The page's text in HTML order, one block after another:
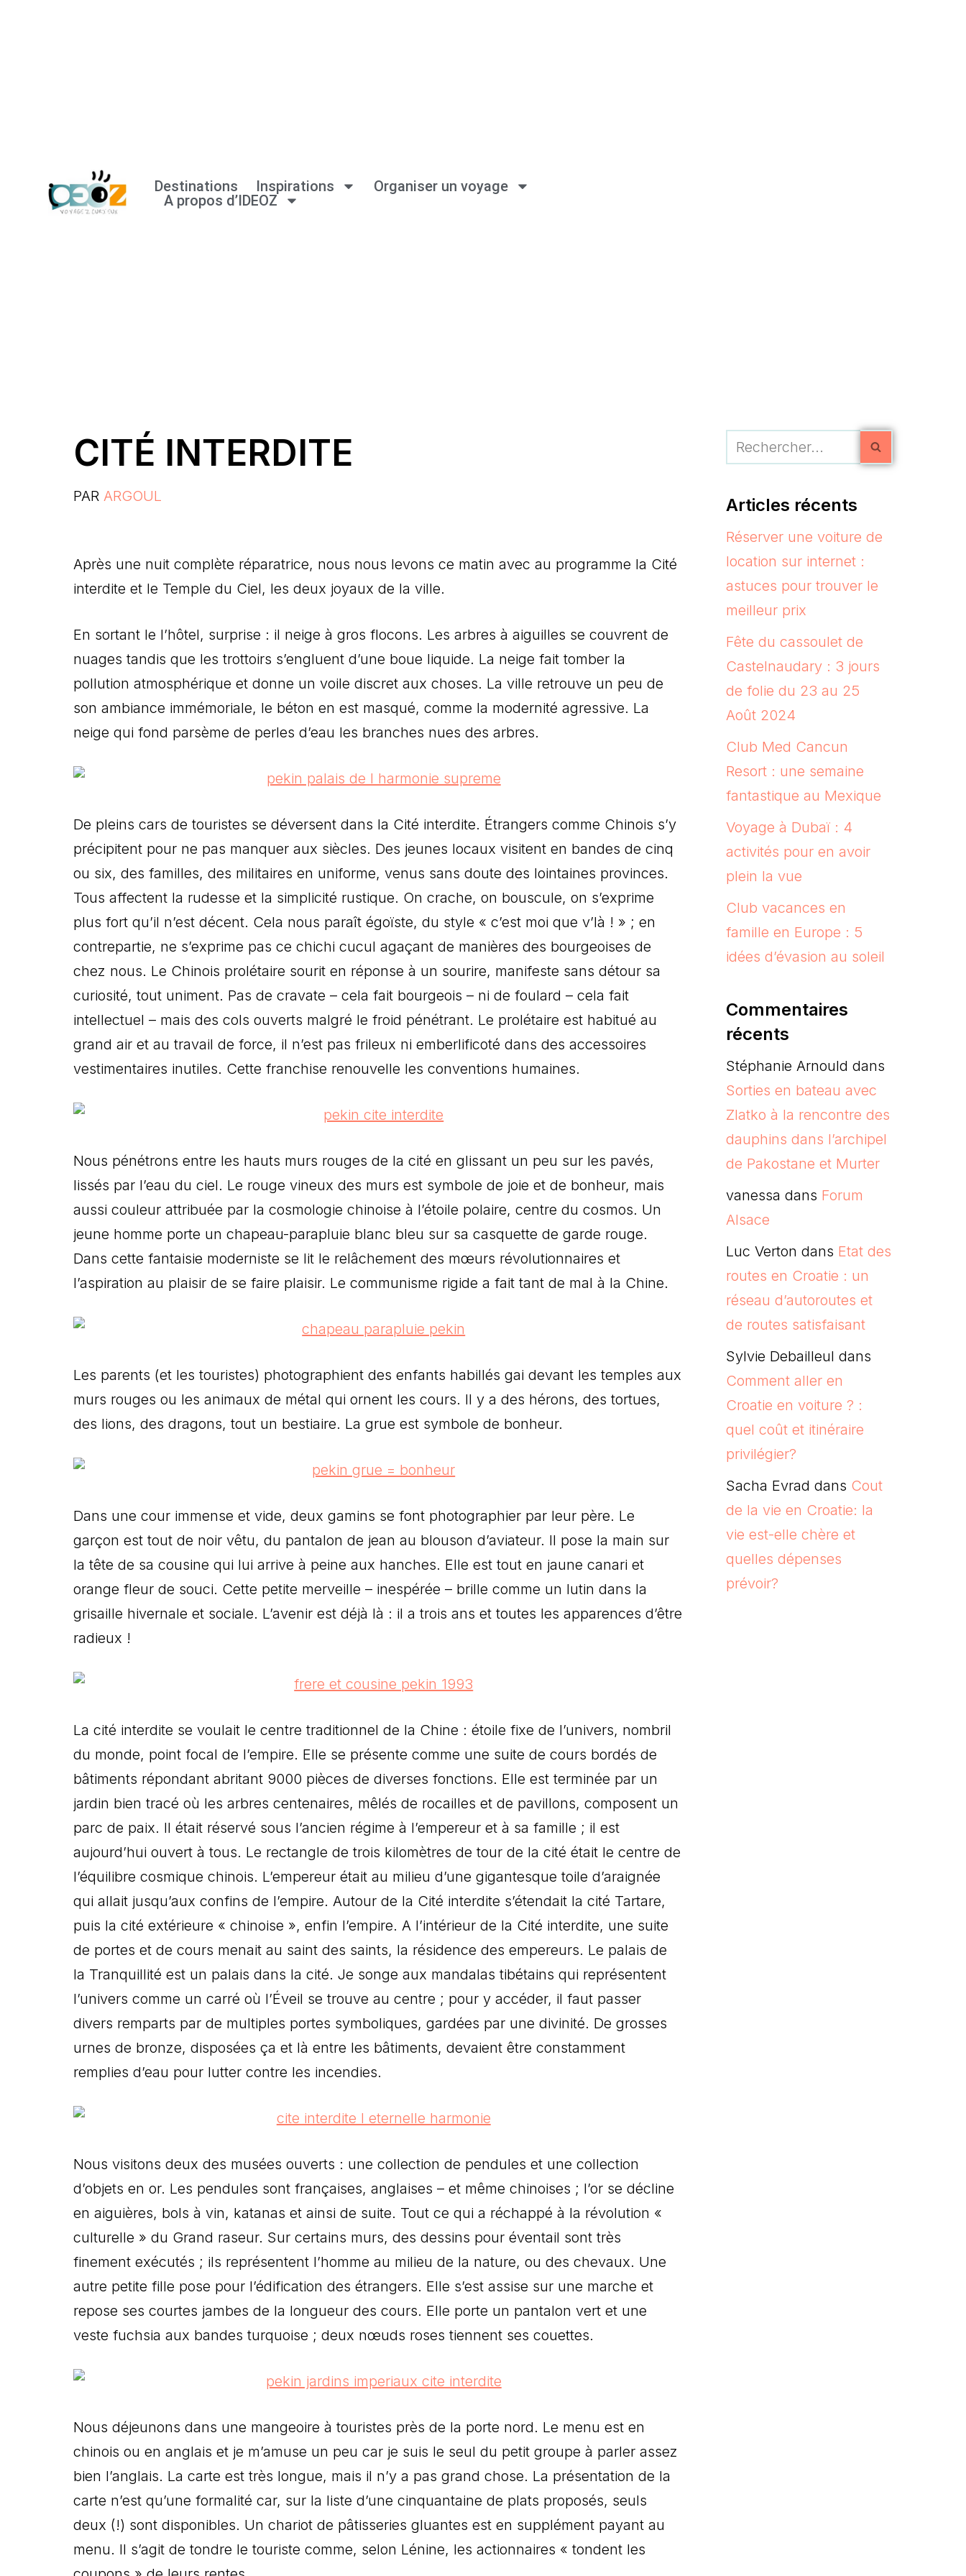
Destinations Inspirations
Organiser un voyage
A propos d’IDEOZ
CITÉ INTERDITE
PAR ARGOUL
Après une nuit complète réparatrice, nous nous levons ce matin avec au programme la Cité
interdite et le Temple du Ciel, les deux joyaux de la ville.
En sortant le l’hôtel, surprise : il neige à gros flocons. Les arbres à aiguilles se couvrent de
nuages tandis que les trottoirs s’engluent d’une boue liquide. La neige fait tomber la
pollution atmosphérique et donne un voile discret aux choses. La ville retrouve un peu de
son ambiance immémoriale, le béton en est masqué, comme la modernité agressive. La
neige qui fond parsème de perles d’eau les branches nues des arbres.
De pleins cars de touristes se déversent dans la Cité interdite. Étrangers comme Chinois s’y
précipitent pour ne pas manquer aux siècles. Des jeunes locaux visitent en bandes de cinq
ou six, des familles, des militaires en uniforme, venus sans doute des lointaines provinces.
Tous affectent la rudesse et la simplicité rustique. On crache, on bouscule, on s’exprime
plus fort qu’il n’est décent. Cela nous paraît égoïste, du style « c’est moi que v’là ! » ; en
contrepartie, ne s’exprime pas ce chichi cucul agaçant de manières des bourgeoises de
chez nous. Le Chinois prolétaire sourit en réponse à un sourire, manifeste sans détour sa
curiosité, tout uniment. Pas de cravate – cela fait bourgeois – ni de foulard – cela fait
intellectuel – mais des cols ouverts malgré le froid pénétrant. Le prolétaire est habitué au
grand air et au travail de force, il n’est pas frileux ni emberlificoté dans des accessoires
vestimentaires inutiles. Cette franchise renouvelle les conventions humaines.
Nous pénétrons entre les hauts murs rouges de la cité en glissant un peu sur les pavés,
lissés par l’eau du ciel. Le rouge vineux des murs est symbole de joie et de bonheur, mais
aussi couleur attribuée par la cosmologie chinoise à l’étoile polaire, centre du cosmos. Un
jeune homme porte un chapeau-parapluie blanc bleu sur sa casquette de garde rouge.
Dans cette fantaisie moderniste se lit le relâchement des mœurs révolutionnaires et
l’aspiration au plaisir de se faire plaisir. Le communisme rigide a fait tant de mal à la Chine.
Les parents (et les touristes) photographient des enfants habillés gai devant les temples aux
murs rouges ou les animaux de métal qui ornent les cours. Il y a des hérons, des tortues,
des lions, des dragons, tout un bestiaire. La grue est symbole de bonheur.
Dans une cour immense et vide, deux gamins se font photographier par leur père. Le
garçon est tout de noir vêtu, du pantalon de jean au blouson d’aviateur. Il pose la main sur
la tête de sa cousine qui lui arrive à peine aux hanches. Elle est tout en jaune canari et
orange fleur de souci. Cette petite merveille – inespérée – brille comme un lutin dans la
grisaille hivernale et sociale. L’avenir est déjà là : il a trois ans et toutes les apparences d’être
radieux !
La cité interdite se voulait le centre traditionnel de la Chine : étoile fixe de l’univers, nombril
du monde, point focal de l’empire. Elle se présente comme une suite de cours bordés de
bâtiments répondant abritant 9000 pièces de diverses fonctions. Elle est terminée par un
jardin bien tracé où les arbres centenaires, mêlés de rocailles et de pavillons, composent un
parc de paix. Il était réservé sous l’ancien régime à l’empereur et à sa famille ; il est
aujourd’hui ouvert à tous. Le rectangle de trois kilomètres de tour de la cité était le centre de
l’équilibre cosmique chinois. L’empereur était au milieu d’une gigantesque toile d’araignée
qui allait jusqu’aux confins de l’empire. Autour de la Cité interdite s’étendait la cité Tartare,
puis la cité extérieure « chinoise », enfin l’empire. A l’intérieur de la Cité interdite, une suite
de portes et de cours menait au saint des saints, la résidence des empereurs. Le palais de
la Tranquillité est un palais dans la cité. Je songe aux mandalas tibétains qui représentent
l’univers comme un carré où l’Éveil se trouve au centre ; pour y accéder, il faut passer
divers remparts par de multiples portes symboliques, gardées par une divinité. De grosses
urnes de bronze, disposées ça et là entre les bâtiments, devaient être constamment
remplies d’eau pour lutter contre les incendies.
Nous visitons deux des musées ouverts : une collection de pendules et une collection
d’objets en or. Les pendules sont françaises, anglaises – et même chinoises ; l’or se décline
en aiguières, bols à vin, katanas et ainsi de suite. Tout ce qui a réchappé à la révolution «
culturelle » du Grand raseur. Sur certains murs, des dessins pour éventail sont très
finement exécutés ; ils représentent l’homme au milieu de la nature, ou des chevaux. Une
autre petite fille pose pour l’édification des étrangers. Elle s’est assise sur une marche et
repose ses courtes jambes de la longueur des cours. Elle porte un pantalon vert et une
veste fuchsia aux bandes turquoise ; deux nœuds roses tiennent ses couettes.
Nous déjeunons dans une mangeoire à touristes près de la porte nord. Le menu est en
chinois ou en anglais et je m’amuse un peu car je suis le seul du petit groupe à parler assez
bien l’anglais. La carte est très longue, mais il n’y a pas grand chose. La présentation de la
carte n’est qu’une formalité car, sur la liste d’une cinquantaine de plats proposés, seuls
deux (!) sont disponibles. Un chariot de pâtisseries gluantes est en supplément payant au
menu. Il s’agit de tondre le touriste comme, selon Lénine, les actionnaires « tondent les
Articles récents
Réserver une voiture de
location sur internet :
astuces pour trouver le
meilleur prix
Fête du cassoulet de
Castelnaudary : 3 jours
de folie du 23 au 25
Août 2024
Club Med Cancun
Resort : une semaine
fantastique au Mexique
Voyage à Dubaï : 4
activités pour en avoir
plein la vue
Club vacances en
famille en Europe : 5
idées d’évasion au soleil
Commentaires
récents
Stéphanie Arnould dans
Sorties en bateau avec
Zlatko à la rencontre des
dauphins dans l’archipel
de Pakostane et Murter
vanessa dans Forum
Alsace
Luc Verton dans Etat des
routes en Croatie : un
réseau d’autoroutes et
de routes satisfaisant
Sylvie Debailleul dans
Comment aller en
Croatie en voiture ? :
quel coût et itinéraire
privilégier?
Sacha Evrad dans Cout
de la vie en Croatie: la
vie est-elle chère et
quelles dépenses
prévoir?